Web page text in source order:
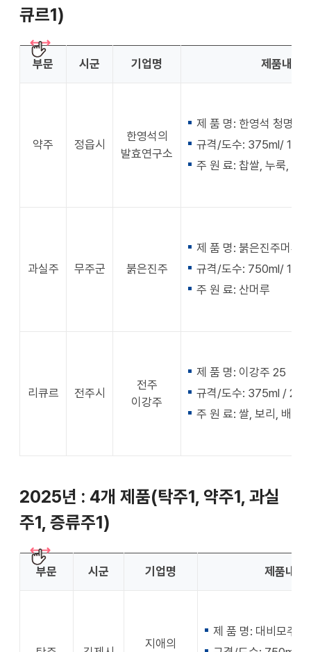
큐르1)
부문 시군 기업명 제품내용
약주 정읍시
한영석의
발효연구소
제 품 명: 한영석 청명주
규격/도수: 375ml/
주 원 료: 찹쌀, 누룩, 정
과실주 무주군 붉은진주
제 품 명: 붉은진주머루
규격/도수: 750ml/ 12%
주 원 료: 산머루
리큐르 전주시
전주
이강주
제 품 명: 이강주 25
규격/도수: 375ml /
주 원 료: 쌀, 보리, 배,
2025년 : 4개 제품(탁주1, 약주1, 과실
주1, 증류주1)
부문 시군 기업명 제품내용
지애의
제 품 명: 대비모주